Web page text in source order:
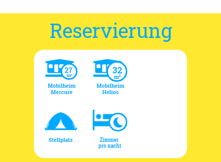
Reservierung